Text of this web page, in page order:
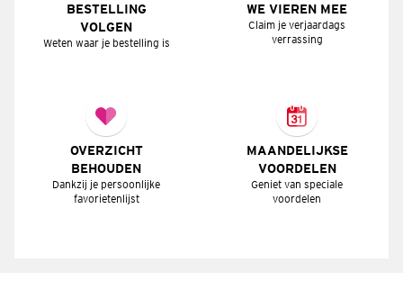
BESTELLING
VOLGEN
Weten waar je bestelling is
WE VIEREN MEE
Claim je verjaardags
verrassing
OVERZICHT
BEHOUDEN
Dankzij je persoonlijke
favorietenlijst
MAANDELIJKSE
VOORDELEN
Geniet van speciale
voordelen